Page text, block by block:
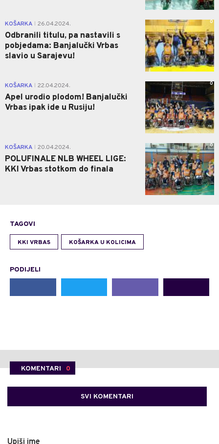
KOŠARKA 26.04.2024.
Odbranili titulu, pa nastavili s
pobjedama: Banjalučki Vrbas
slavio u Sarajevu!
0
KOŠARKA 22.04.2024.
Apel urodio plodom! Banjalučki
Vrbas ipak ide u Rusiju!
0
KOŠARKA 20.04.2024.
POLUFINALE NLB WHEEL LIGE:
KKI Vrbas stotkom do finala
0
TAGOVI
KKI VRBAS KOŠARKA U KOLICIMA
PODIJELI
KOMENTARI 0
SVI KOMENTARI
Upiši ime